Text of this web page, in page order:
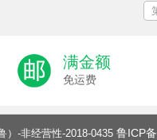
满金额
免运费
）-非经营性-2018-0435 鲁ICP